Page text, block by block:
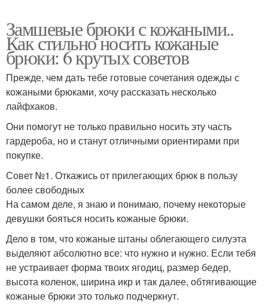
Замшевые брюки с кожаными..
Как стильно носить кожаные
брюки: 6 крутых советов
Прежде, чем дать тебе готовые сочетания одежды с
кожаными брюками, хочу рассказать несколько
лайфхаков.
Они помогут не только правильно носить эту часть
гардероба, но и станут отличными ориентирами при
покупке.
Совет №1. Откажись от прилегающих брюк в пользу
более свободных
На самом деле, я знаю и понимаю, почему некоторые
девушки бояться носить кожаные брюки.
Дело в том, что кожаные штаны облегающего силуэта
выделяют абсолютно все: что нужно и нужно. Если тебя
не устраивает форма твоих ягодиц, размер бедер,
высота коленок, ширина икр и так далее, обтягивающие
кожаные брюки это только подчеркнут.